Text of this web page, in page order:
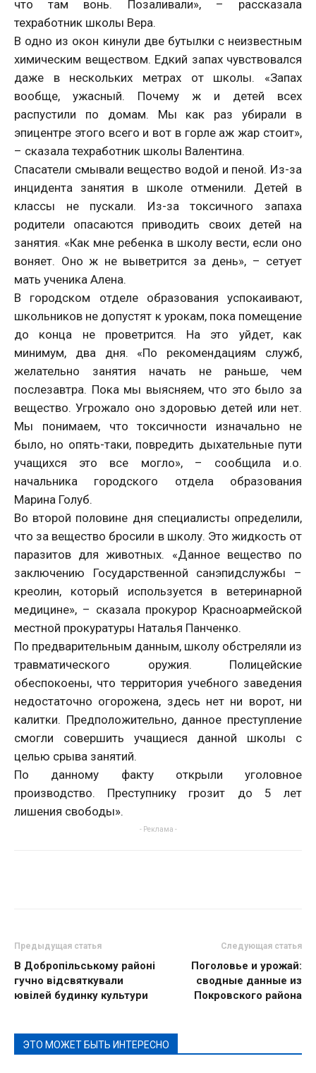
что там вонь. Позаливали», – рассказала
техработник школы Вера.
В одно из окон кинули две бутылки с неизвестным
химическим веществом. Едкий запах чувствовался
даже в нескольких метрах от школы. «Запах
вообще, ужасный. Почему ж и детей всех
распустили по домам. Мы как раз убирали в
эпицентре этого всего и вот в горле аж жар стоит»,
– сказала техработник школы Валентина.
Спасатели смывали вещество водой и пеной. Из-за
инцидента занятия в школе отменили. Детей в
классы не пускали. Из-за токсичного запаха
родители опасаются приводить своих детей на
занятия. «Как мне ребенка в школу вести, если оно
воняет. Оно ж не выветрится за день», – сетует
мать ученика Алена.
В городском отделе образования успокаивают,
школьников не допустят к урокам, пока помещение
до конца не проветрится. На это уйдет, как
минимум, два дня. «По рекомендациям служб,
желательно занятия начать не раньше, чем
послезавтра. Пока мы выясняем, что это было за
вещество. Угрожало оно здоровью детей или нет.
Мы понимаем, что токсичности изначально не
было, но опять-таки, повредить дыхательные пути
учащихся это все могло», – сообщила и.о.
начальника городского отдела образования
Марина Голуб.
Во второй половине дня специалисты определили,
что за вещество бросили в школу. Это жидкость от
паразитов для животных. «Данное вещество по
заключению Государственной санэпидслужбы –
креолин, который используется в ветеринарной
медицине», – сказала прокурор Красноармейской
местной прокуратуры Наталья Панченко.
По предварительным данным, школу обстреляли из
травматического оружия. Полицейские
обеспокоены, что территория учебного заведения
недостаточно огорожена, здесь нет ни ворот, ни
калитки. Предположительно, данное преступление
смогли совершить учащиеся данной школы с
целью срыва занятий.
По данному факту открыли уголовное
производство. Преступнику грозит до 5 лет
лишения свободы».
- Реклама -
Предыдущая статья
В Добропільському районі
гучно відсвяткували
ювілей будинку культури
Следующая статья
Поголовье и урожай:
сводные данные из
Покровского района
ЭТО МОЖЕТ БЫТЬ ИНТЕРЕСНО